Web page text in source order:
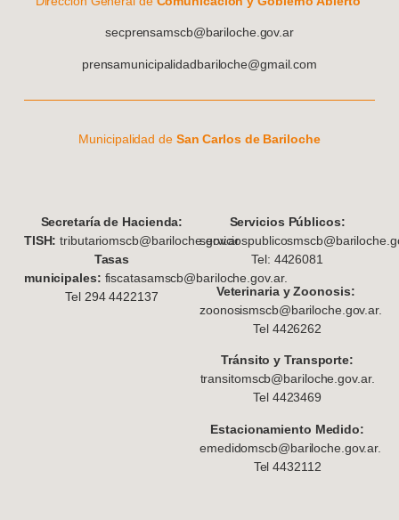
secprensamscb@bariloche.gov.ar
prensamunicipalidadbariloche@gmail.com
Municipalidad deSan Carlos de Bariloche
Secretaría de Hacienda:
TISH: tributariomscb@bariloche.gov.ar
Tasas
municipales: fiscatasamscb@bariloche.gov.ar.
Tel 294 4422137
Servicios Públicos:
Tel: 4426081
Veterinaria y Zoonosis:
zoonosismscb@bariloche.gov.ar.
Tel 4426262
Tránsito y Transporte:
transitomscb@bariloche.gov.ar.
Tel 4423469
Estacionamiento Medido:
emedidomscb@bariloche.gov.ar.
Tel 4432112